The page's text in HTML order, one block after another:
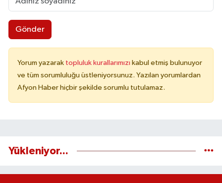
Gönder
Yorum yazarak topluluk kurallarımızı kabul etmiş bulunuyor
ve tüm sorumluluğu üstleniyorsunuz. Yazılan yorumlardan
Afyon Haber hiçbir şekilde sorumlu tutulamaz.
Yükleniyor...